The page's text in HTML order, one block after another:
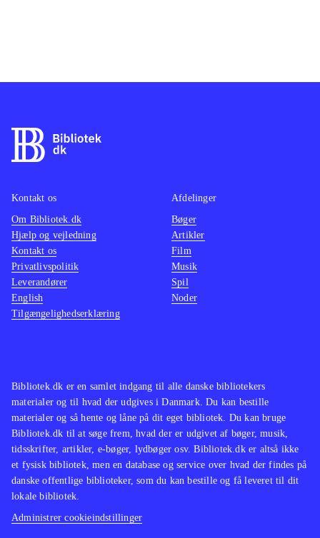
Bibliotek.dk er en samlet indgang til alle danske bibliotekers
materialer og til hvad der udgives i Danmark. Du kan bestille
materialer og så hente og låne på dit eget bibliotek. Du kan bruge
Bibliotek.dk til at søge frem, hvad der er udgivet af bøger, musik,
tidsskrifter, artikler, e-bøger, lydbøger osv. Bibliotek.dk er altså ikke
et fysisk bibliotek, men en database og service over hvad der findes på
danske offentlige biblioteker, som du kan bestille og få leveret til dit
lokale bibliotek.
Administrer cookieindstillinger
Kontakt os
Om Bibliotek.dk
Hjælp og vejledning
Kontakt os
Privatlivspolitik
Leverandører
English
Tilgængelighedserklæring
Afdelinger
Bøger
Artikler
Film
Musik
Spil
Noder